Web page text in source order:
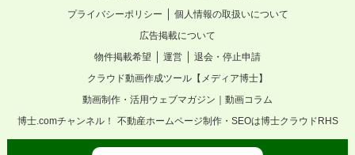
プライバシーポリシー
個人情報の取扱いについて
広告掲載について
物件掲載希望
運営
退会・停止申請
クラウド動画作成ツール【メディア博士】
動画制作・活用ウェブマガジン｜動画コラム
博士.comチャンネル！
不動産ホームページ制作・SEOは博士クラウドRHS